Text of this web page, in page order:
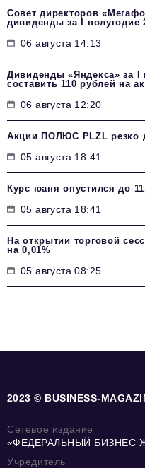
Совет директоров
дивиденды за I полугодие
06 августа 14:13
Дивиденды «Яндекса» за I
составить 110 рублей на
06 августа 12:20
Акции ПОЛЮС PLZL резко
05 августа 18:41
Курс юаня опустился до
05 августа 18:41
На открытии торговой
на 0,01%
05 августа 08:25
2023 © BUSINESS-
Сетевое издание
«ФЕДЕРАЛЬНЫЙ БИЗНЕС
Учредитель